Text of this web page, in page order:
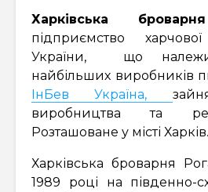
Харківська
підприємство
України, що
найбільших виробників
ІнБев Україна,
виробництва та
Розташоване у місті Харків.
Харківська броварня
1989 році на південно-